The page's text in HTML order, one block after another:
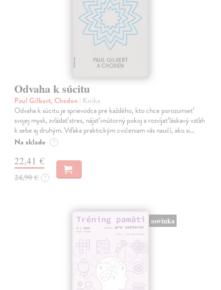
Odvaha k súcitu
Paul Gilbert, Choden | Kniha
Odvaha k súcitu je sprievodca pre každého, kto chce porozumieť
svojej mysli, zvládať stres, nájsť vnútorný pokoj a rozvíjať láskavý vzťah
k sebe aj druhým. Vďaka praktickým cvičeniam vás naučí, ako si…
Na sklade ?
22,41 €
24,90 € ?
novinka